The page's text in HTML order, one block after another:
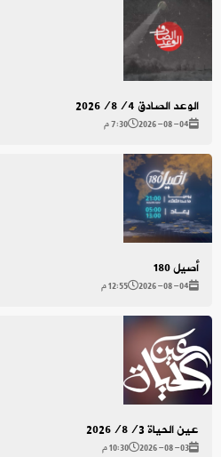
الوعد الصادق 2026/8/4
2026-08-04 7:30 م
أصيل 180
2026-08-04 12:55 م
عين الحياة 2026/8/3
2026-08-03 10:30 م